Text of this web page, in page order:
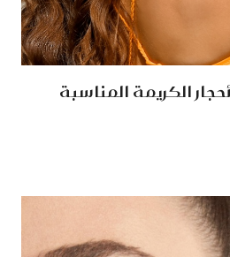
الكريمة المناسبة